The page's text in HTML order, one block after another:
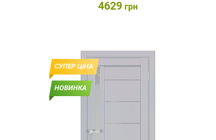
4629грн
СУПЕР ЦІНА
НОВИНКА